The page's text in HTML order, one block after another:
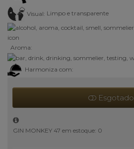
Visual: Limpo e transparente
Aroma:
Harmoniza com:
Esgotado
GIN MONKEY 47 em estoque: 0